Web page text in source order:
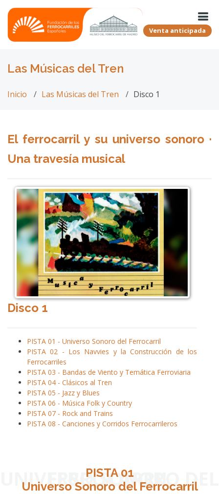
Venta anticipada
Las Músicas del Tren
Inicio Las Músicas del Tren Disco 1
El ferrocarril y su universo sonoro ·
Una travesía musical
Disco 1
PISTA 01 - Universo Sonoro del Ferrocarril
PISTA 02 - Los Navvies y la Construcción de los
Ferrocarriles
PISTA 03 - Bandas de Viento y Temática Ferroviaria
PISTA 04 - Clásicos al Tren
PISTA 05 - Jazz y Blues
PISTA 06 - Música Folk y Country
PISTA 07 - Rock and Trains
PISTA 08 - Canciones y Corridos Ferrocarrileros
UNIVERSO SONORO DEL FERROCARRIL
PISTA 01
Universo Sonoro del Ferrocarril